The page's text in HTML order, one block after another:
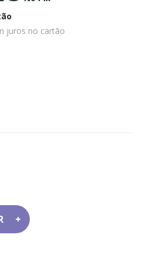
juros no cartão